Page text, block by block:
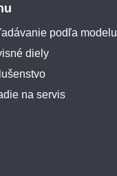
podľa modelu
diely
na servis